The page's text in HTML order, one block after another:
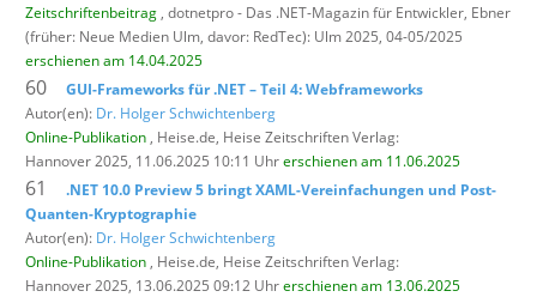
Zeitschriftenbeitrag , dotnetpro - Das .NET-Magazin für Entwickler, Ebner
(früher: Neue Medien Ulm, davor: RedTec): Ulm 2025, 04-05/2025
erschienen am 14.04.2025
60
GUI-Frameworks für .NET – Teil 4: Webframeworks
Autor(en): Dr. Holger Schwichtenberg
Online-Publikation , Heise.de, Heise Zeitschriften Verlag:
Hannover 2025, 11.06.2025 10:11 Uhrerschienen am 11.06.2025
61
.NET 10.0 Preview 5 bringt XAML-Vereinfachungen und Post-
Quanten-Kryptographie
Autor(en): Dr. Holger Schwichtenberg
Online-Publikation , Heise.de, Heise Zeitschriften Verlag:
Hannover 2025, 13.06.2025 09:12 Uhrerschienen am 13.06.2025